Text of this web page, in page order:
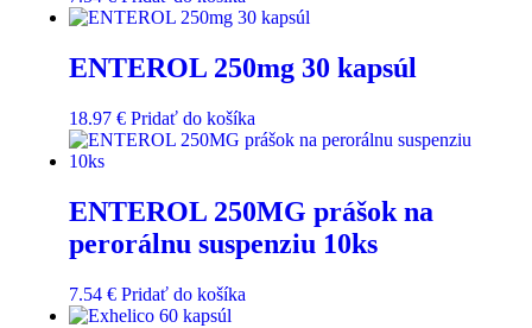
ENTEROL 250mg 30 kapsúl
18.97 € Pridať do košíka
ENTEROL 250MG prášok na
perorálnu suspenziu 10ks
7.54 € Pridať do košíka